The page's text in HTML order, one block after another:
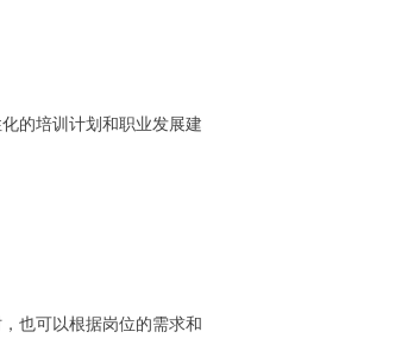
的培训计划和职业发展建
也可以根据岗位的需求和